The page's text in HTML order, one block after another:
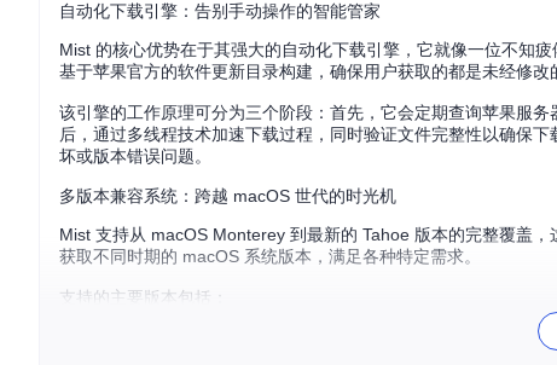
自动化下载引擎：告别手动操作的智能管家
Mist 的核心优势在于其强大的自动化下载引擎，它就像一位不知
基于苹果官方的软件更新目录构建，确保用户获取的都是未经修改
该引擎的工作原理可分为三个阶段：首先，它会定期查询苹果服
后，通过多线程技术加速下载过程，同时验证文件完整性以确保
坏或版本错误问题。
多版本兼容系统：跨越 macOS 世代的时光机
Mist 支持从 macOS Monterey 到最新的 Tahoe 版本的完整覆盖
获取不同时期的 macOS 系统版本，满足各种特定需求。
支持的主要版本包括：
macOS Monterey (12.x)：经典稳定版，适合需要长期支持的企